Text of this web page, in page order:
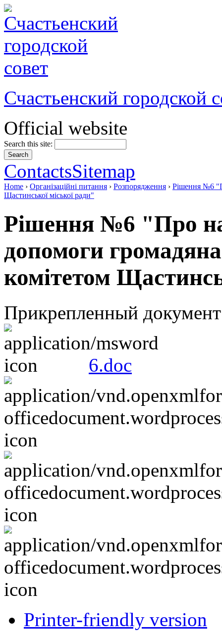
Счастьенский городской
Official website
Search this site:
ContactsSitemap
Home › Організаційні питання › Розпорядження › Рішення №6
Щастинської міської ради"
Рішення №6 "Про
допомоги
комітетом
Прикрепленный
6.doc
Printer-friendly version